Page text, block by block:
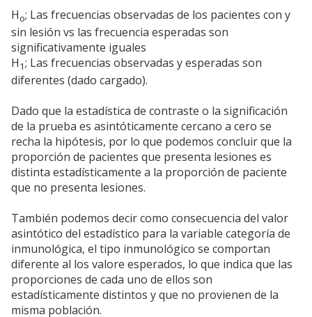
Ho; Las frecuencias observadas de los pacientes con y
sin lesión vs las frecuencia esperadas son
significativamente iguales
H1; Las frecuencias observadas y esperadas son
diferentes (dado cargado).
Dado que la estadística de contraste o la significación
de la prueba es asintóticamente cercano a cero se
recha la hipótesis, por lo que podemos concluir que la
proporción de pacientes que presenta lesiones es
distinta estadísticamente a la proporción de paciente
que no presenta lesiones.
También podemos decir como consecuencia del valor
asintótico del estadístico para la variable categoría de
inmunológica, el tipo inmunológico se comportan
diferente al los valore esperados, lo que indica que las
proporciones de cada uno de ellos son
estadísticamente distintos y que no provienen de la
misma población.